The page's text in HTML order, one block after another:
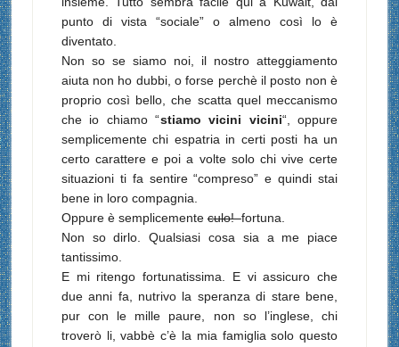
punto di vista “sociale” o almeno così lo è
diventato.
Non so se siamo noi, il nostro atteggiamento
aiuta non ho dubbi, o forse perchè il posto non è
proprio così bello, che scatta quel meccanismo
che io chiamo “stiamo vicini vicini“, oppure
semplicemente chi espatria in certi posti ha un
certo carattere e poi a volte solo chi vive certe
situazioni ti fa sentire “compreso” e quindi stai
bene in loro compagnia.
Oppure è semplicementeculo!fortuna.
Non so dirlo. Qualsiasi cosa sia a me piace
tantissimo.
E mi ritengo fortunatissima. E vi assicuro che
due anni fa, nutrivo la speranza di stare bene,
pur con le mille paure, non so l’inglese, chi
troverò li, vabbè c’è la mia famiglia solo questo